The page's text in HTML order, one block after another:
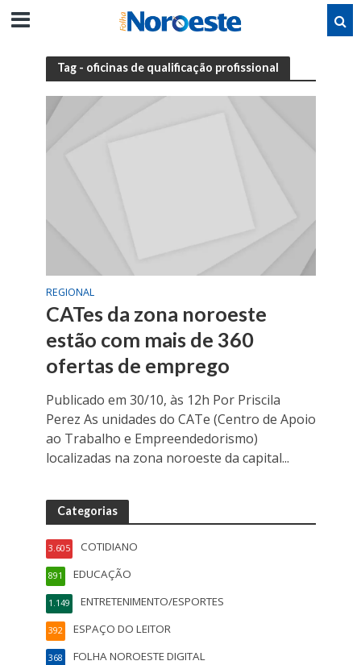
Tag - oficinas de qualificação profissional
REGIONAL
CATes da zona noroeste
estão com mais de 360
ofertas de emprego
Publicado em 30/10, às 12h Por Priscila
Perez As unidades do CATe (Centro de Apoio
ao Trabalho e Empreendedorismo)
localizadas na zona noroeste da capital...
Categorias
COTIDIANO
3.605
EDUCAÇÃO
891
ENTRETENIMENTO/ESPORTES
1.149
ESPAÇO DO LEITOR
392
FOLHA NOROESTE DIGITAL
368